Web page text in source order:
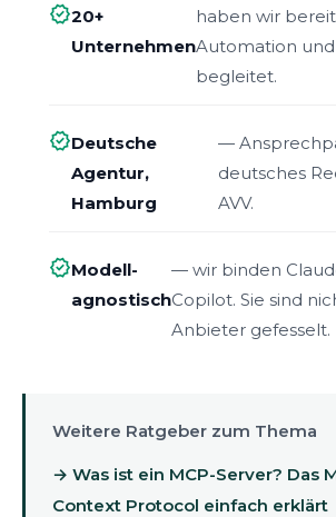
verified20+
Unternehmen
haben wir
Automation
begleitet.
verifiedDeutsche
Agentur,
Hamburg
—
deutsches
AVV.
verifiedModell-
agnostisch
— wir binden
Copilot. Sie sind
Anbieter gefesselt.
Weitere Ratgeber zum Thema
→ Was ist ein MCP-Server? Das
Context Protocol einfach erklärt